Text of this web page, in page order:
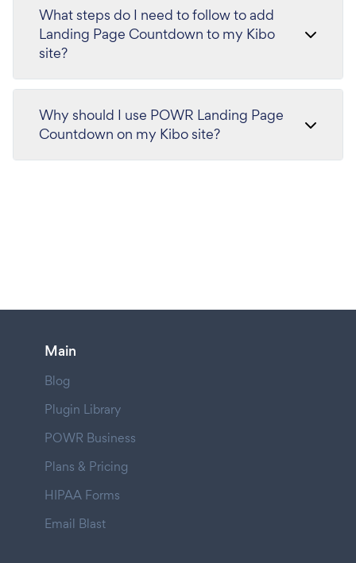
What steps do I need to follow to add
Landing Page Countdown to my Kibo
site?
Why should I use POWR Landing Page
Countdown on my Kibo site?
Main
Blog
Plugin Library
POWR Business
Plans & Pricing
HIPAA Forms
Email Blast